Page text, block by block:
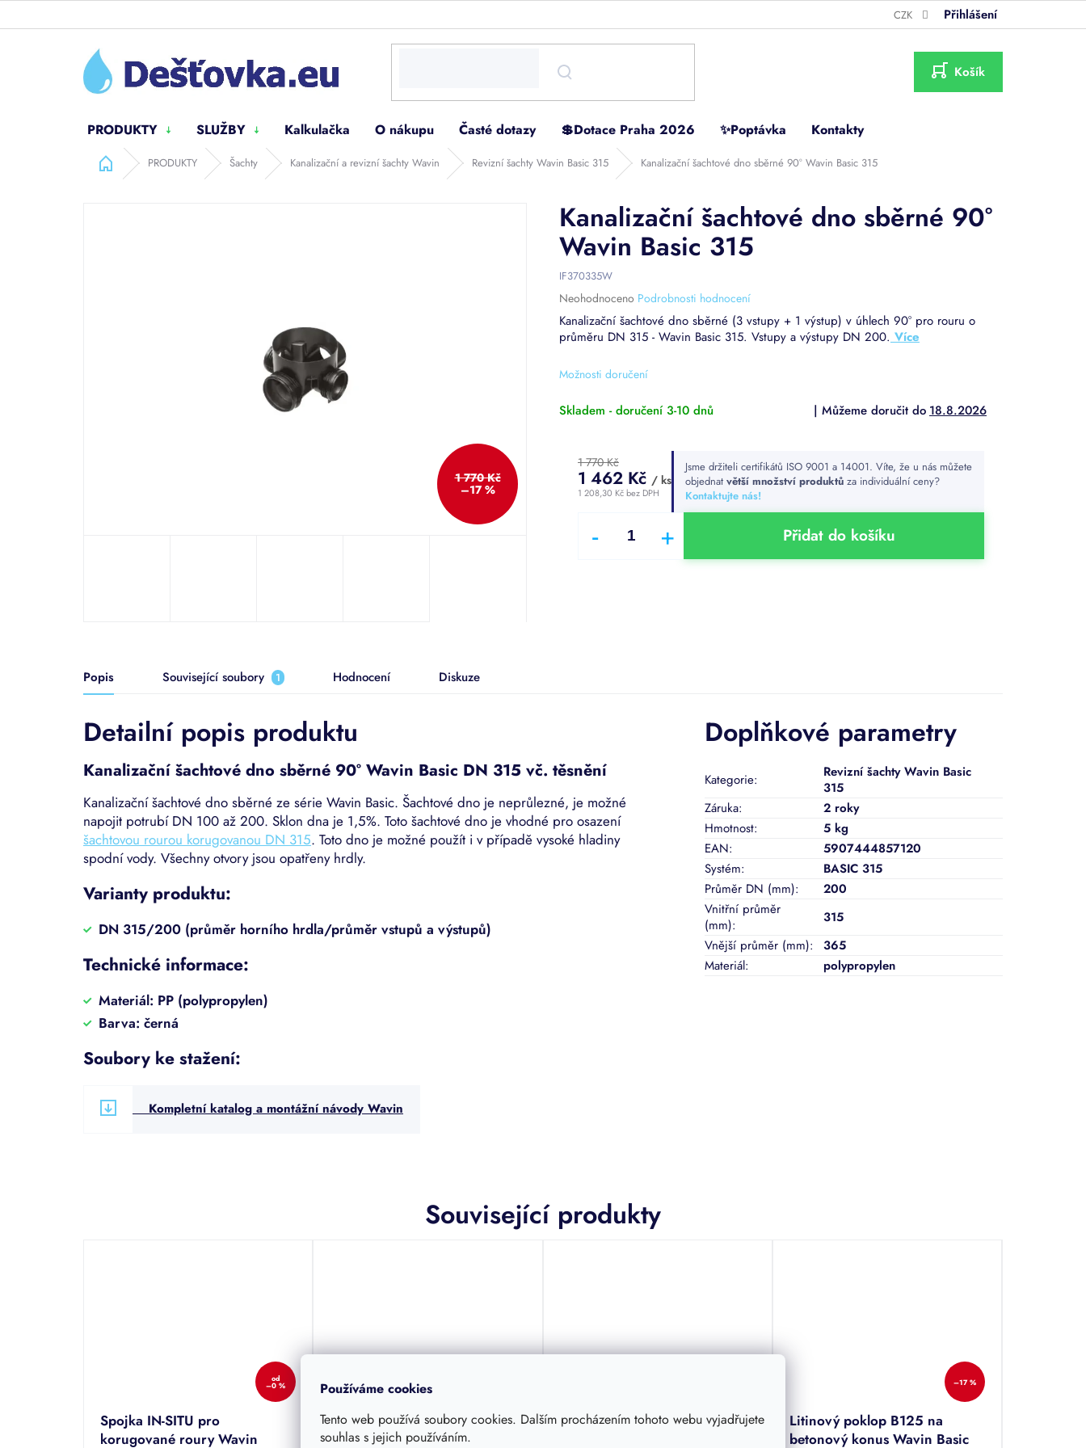
Používáme cookies
Tento web používá soubory cookies. Dalším procházením tohoto webu vyjadřujete
souhlas s jejich používáním.
CZK Přihlášení
NÁKUPNÍ
KOŠÍK
PRODUKTY SLUŽBY Kalkulačka O nákupu Časté dotazy 💲Dotace Praha 2026 ✨Poptávka Kontakty
Domů PRODUKTY Šachty Kanalizační a revizní šachty Wavin Revizní šachty Wavin Basic 315 Kanalizační šachtové dno sběrné 90° Wavin Basic 315
1 770 Kč
–17 %
Možnosti doručení
Kanalizační šachtové dno sběrné (3 vstupy + 1 výstup) v úhlech 90° pro rouru o
průměru DN 315 - Wavin Basic 315. Vstupy a výstupy DN 200.
Kanalizační šachtové dno sběrné 90°
Wavin Basic 315
IF370335W
Průměrné
hodnocení
produktu
je
z
hvězdiček.
Neohodnoceno Podrobnosti hodnocení
Skladem - doručení 3-10 dnů 18.8.2026
1 770 Kč
1 462 Kč / ks
1 208,30 Kč bez DPH
Jsme držiteli certifikátů ISO 9001 a 14001. Víte, že u nás můžete
objednat větší množství produktů za individuální ceny?
Kontaktujte nás!
Přidat do košíku
Související produkty
od
–0 %
Spojka IN-SITU pro
korugované roury Wavin
Šachtová roura korugovaná
Wavin Basic 315
Litinový poklop B125 do
–17 %
Litinový poklop B125 na
betonový konus Wavin Basic
Popis Související soubory 1 Hodnocení Diskuze
Detailní popis produktu
Kanalizační šachtové dno sběrné 90° Wavin Basic DN 315 vč. těsnění
Kanalizační šachtové dno sběrné ze série Wavin Basic. Šachtové dno je neprůlezné, je možné
napojit potrubí DN 100 až 200. Sklon dna je 1,5%. Toto šachtové dno je vhodné pro osazení
šachtovou rourou korugovanou DN 315. Toto dno je možné použít i v případě vysoké hladiny
spodní vody. Všechny otvory jsou opatřeny hrdly.
Varianty produktu:
DN 315/200 (průměr horního hrdla/průměr vstupů a výstupů)
Technické informace:
Materiál: PP (polypropylen)
Barva: černá
Soubory ke stažení:
Kompletní katalog a montážní návody Wavin
Doplňkové parametry
Kategorie:
Revizní šachty Wavin Basic
315
Záruka:
2 roky
Hmotnost:
5 kg
EAN:
5907444857120
Systém:
BASIC 315
Průměr DN (mm):
200
Vnitřní průměr
(mm):
315
Vnější průměr (mm):
365
Materiál: polypropylen